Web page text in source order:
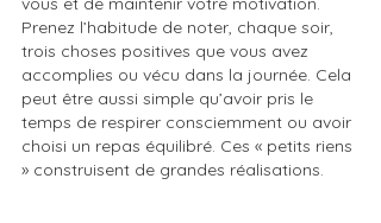
Prenez l’habitude de noter, chaque soir,
trois choses positives que vous avez
accomplies ou vécu dans la journée. Cela
peut être aussi simple qu’avoir pris le
temps de respirer consciemment ou avoir
choisi un repas équilibré. Ces « petits riens
» construisent de grandes réalisations.